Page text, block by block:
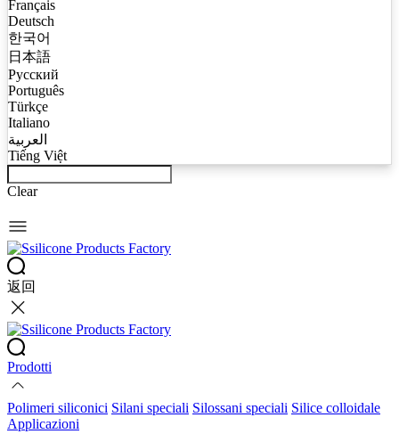
Français
Deutsch
한국어
日本語
Русский
Português
Türkçe
Italiano
العربية
Tiếng Việt
Clear
返回
Prodotti
Polimeri siliconici Silani speciali Silossani speciali Silice colloidale
Applicazioni